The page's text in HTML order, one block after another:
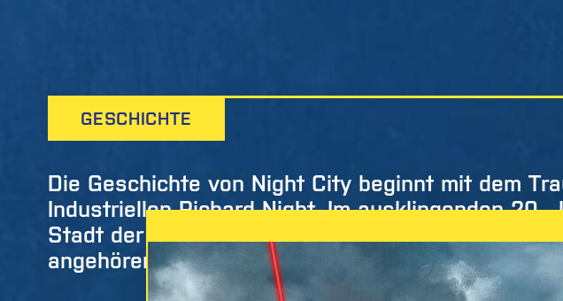
GESCHICHTE
Die Geschichte von Night City beginnt mit dem
Industriellen Richard Night. Im ausklingenden
Stadt der Zukunft, in der altes Gedankengut und
angehören sollten.